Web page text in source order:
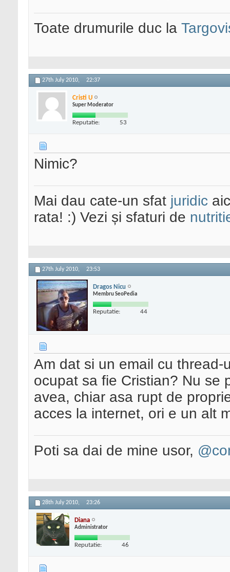
Toate drumurile duc la
27th July 2010, 22:37
Cristi U
Super Moderator
Reputatie: 53
Nimic?
Mai dau cate-un sfat juridic
rata! :) Vezi și sfaturi de
27th July 2010, 23:53
Dragos Nicu
Membru SeoPedia
Reputatie: 44
Am dat si un email cu
ocupat sa fie Cristian? Nu se
avea, chiar asa rupt de
acces la internet, ori e un alt
Poti sa dai de mine usor,
28th July 2010, 23:26
Diana
Administrator
Reputatie: 46